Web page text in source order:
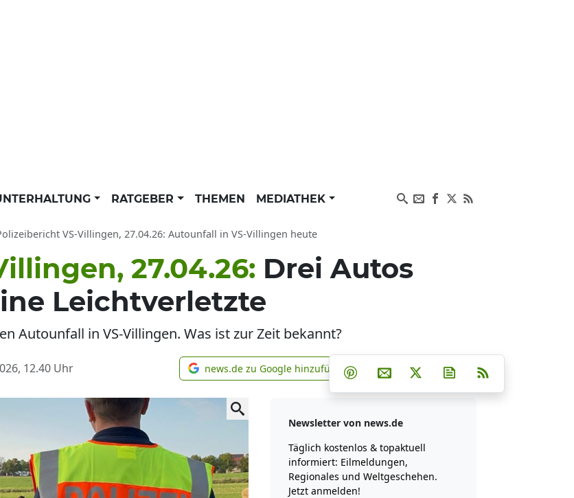
RATGEBER THEMEN MEDIATHEK
VS-Villingen, 27.04.26: Autounfall in VS-Villingen heute
27.04.26: Drei Autos
Leichtverletzte
Autounfall in VS-Villingen. Was ist zur Zeit bekannt?
12.40 Uhr news.de zu Google hinzufügen
news.de zu Google hinzufügen Teilen auf Facebook
Teilen auf Whatsapp
Teilen auf Telegram
Teilen auf Pinterest
Per E-Mail teilen
Post auf XNewsletter
Newsletter von news.de
Täglich kostenlos & topaktuell
informiert: Eilmeldungen,
Regionales und Weltgeschehen.
Jetzt anmelden!